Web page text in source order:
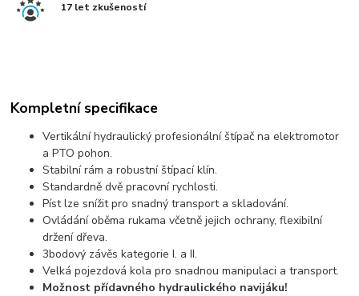
17 let zkušeností
Kompletní specifikace
Vertikální hydraulický profesionální štípač na elektromotor
a PTO pohon.
Stabilní rám a robustní štípací klín.
Standardně dvě pracovní rychlosti.
Píst lze snížit pro snadný transport a skladování.
Ovládání oběma rukama včetně jejich ochrany, flexibilní
držení dřeva.
3bodový závěs kategorie I. a II.
Velká pojezdová kola pro snadnou manipulaci a transport.
Možnost přídavného hydraulického navijáku!